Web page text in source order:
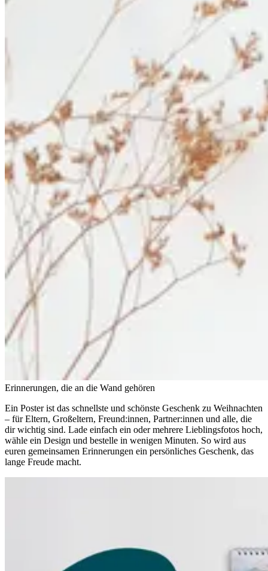
Erinnerungen, die an die Wand gehören
Ein Poster ist das schnellste und schönste Geschenk zu Weihnachten
– für Eltern, Großeltern, Freund:innen, Partner:innen und alle, die
dir wichtig sind. Lade einfach ein oder mehrere Lieblingsfotos hoch,
wähle ein Design und bestelle in wenigen Minuten. So wird aus
euren gemeinsamen Erinnerungen ein persönliches Geschenk, das
lange Freude macht.